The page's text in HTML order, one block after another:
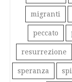
migranti
peccato
resurrezione
speranza